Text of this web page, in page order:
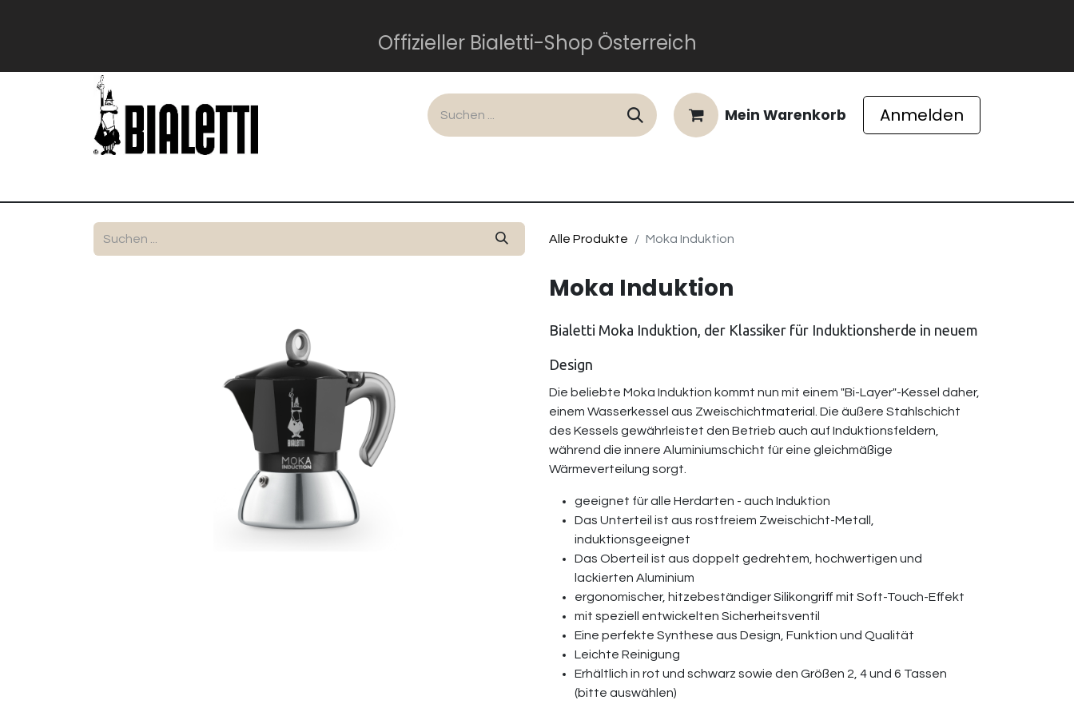
Offizieller Bialetti-Shop Österreich
Mein Warenkorb Anmelden
Alle Produkte Moka Induktion
Moka Induktion
Bialetti Moka Induktion, der Klassiker für Induktionsherde in neuem
Design
Die beliebte Moka Induktion kommt nun mit einem "Bi-Layer"-Kessel daher,
einem Wasserkessel aus Zweischichtmaterial. Die äußere Stahlschicht
des Kessels gewährleistet den Betrieb auch auf Induktionsfeldern,
während die innere Aluminiumschicht für eine gleichmäßige
Wärmeverteilung sorgt.
geeignet für alle Herdarten - auch Induktion
Das Unterteil ist aus rostfreiem Zweischicht-Metall,
induktionsgeeignet
Das Oberteil ist aus doppelt gedrehtem, hochwertigen und
lackierten Aluminium
ergonomischer, hitzebeständiger Silikongriff mit Soft-Touch-Effekt
mit speziell entwickelten Sicherheitsventil
Eine perfekte Synthese aus Design, Funktion und Qualität
Leichte Reinigung
Erhältlich in rot und schwarz sowie den Größen 2, 4 und 6 Tassen
(bitte auswählen)